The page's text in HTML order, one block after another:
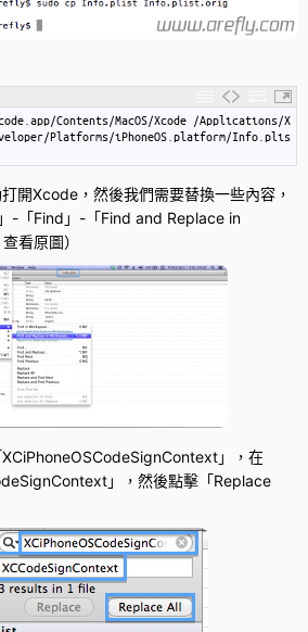
app/Contents/MacOS/Xcode /Applications/X
/Platforms/iPhoneOS platform/Info plis
開Xcode，然後我們需要替換一些內容，
-「Find」-「Find and Replace in
看原圖）
」，在
」，然後點擊「Replace